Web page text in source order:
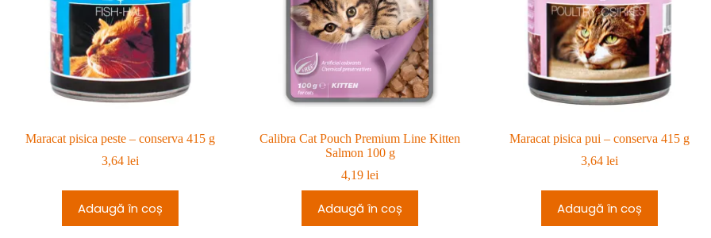
Maracat pisica peste – conserva 415 g
3,64 lei
Adaugă în coș
Calibra Cat Pouch Premium Line Kitten
Salmon 100 g
4,19lei
Adaugă în coș
Maracat pisica pui – conserva 415 g
3,64lei
Adaugă în coș